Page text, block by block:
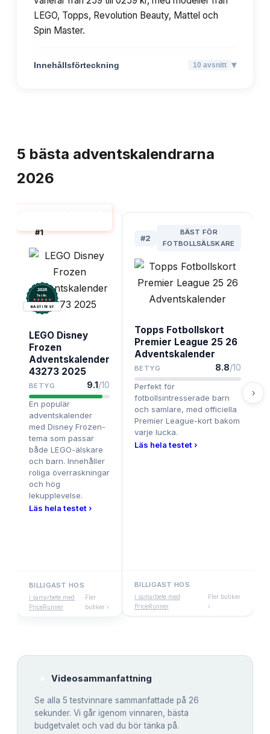
LEGO, Topps, Revolution Beauty, Mattel och
Spin Master.
Innehållsförteckning 10 avsnitt ▾
5 bästa adventskalendrarna
2026
#1
2026
Testix.
BÄST I TEST
LEGO Disney
Frozen
Adventskalender
43273 2025
BETYG 9.1/10
En populär
adventskalender
med Disney Frozen-
tema som passar
både LEGO-älskare
och barn. Innehåller
roliga överraskningar
och hög
lekupplevelse.
Läs hela testet ›
BILLIGAST HOS
i samarbete med
PriceRunner
Fler
butiker ›
#2
BÄST FÖR
FOTBOLLSÄLSKARE
Topps Fotbollskort
Premier League 25 26
Adventskalender
BETYG 8.8/10
Perfekt för
fotbollsintresserade barn
och samlare, med officiella
Premier League-kort bakom
varje lucka.
Läs hela testet ›
BILLIGAST HOS
i samarbete med
PriceRunner
Fler butiker
›
›
Videosammanfattning
Se alla 5 testvinnare sammanfattade på 26
sekunder. Vi går igenom vinnaren, bästa
budgetvalet och vad du bör tänka på.